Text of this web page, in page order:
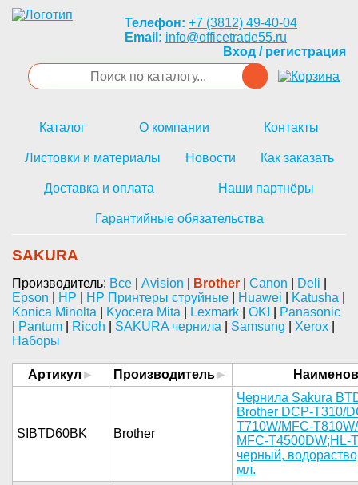
Телефон: +7 (3812) 49-40-04
Email: info@officetrade55.ru
Вход / регистрация
Каталог О компании Контакты
Листовки и материалы Новости Как заказать
Доставка и оплата Наши партнёры
Гарантийные обязательства
SAKURA
Производитель: Все Avision Brother Canon Deli
Epson
HP HP Принтеры струйные Huawei Katusha
Konica Minolta
Kyocera Mita Lexmark OKI
Panasonic
Pantum Ricoh SAKURA чернила Samsung Xerox
Наборы
Артикул Производитель
SIBTD60BK Brother
Черни­ла Sakura
Brother ­DCP-T310/
T710W/M­FC-
MFC-T4500D­W;HL-
черный­,
мл.­